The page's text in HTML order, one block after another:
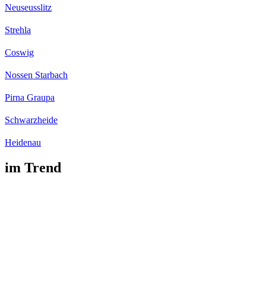
Neuseusslitz
Strehla
Coswig
Nossen Starbach
Pirna Graupa
Schwarzheide
Heidenau
im Trend